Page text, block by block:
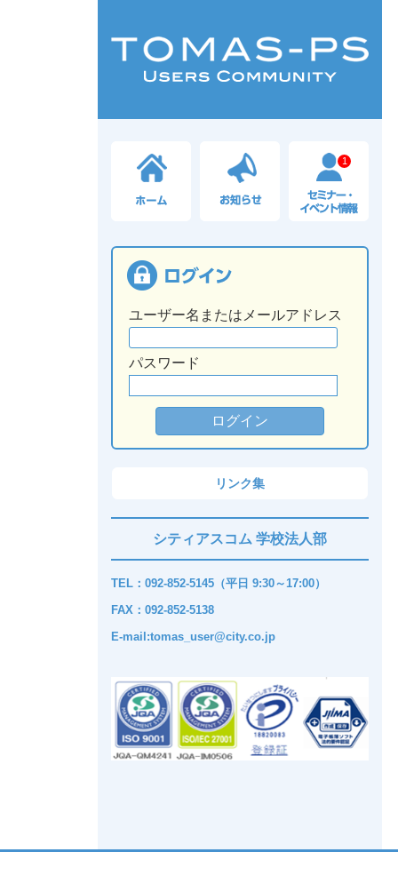
1
ユーザー名またはメールアドレス
パスワード
リンク集
シティアスコム 学校法人部
TEL：092-852-5145（平日 9:30～17:00）
FAX：092-852-5138
E-mail:tomas_user@city.co.jp